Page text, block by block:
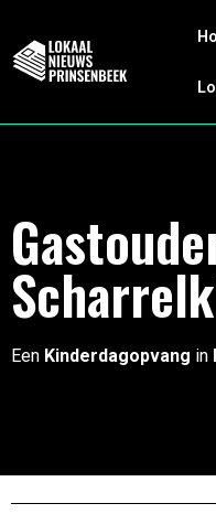
Een Kinderdagopvang in